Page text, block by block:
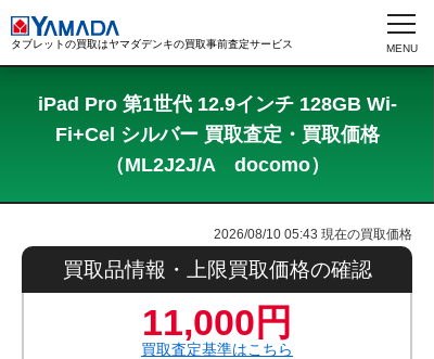
タブレットの買取はヤマダデンキの買取事前査定サービス
iPad Pro 第1世代 12.9インチ 128GB Wi-
Fi+Cel シルバー 買取査定・買取価格
（ML2J2J/A docomo）
2026/08/10 05:43 現在の買取価格
買取品情報・上限買取価格の確認
11,000円
買取査定基準はこちら